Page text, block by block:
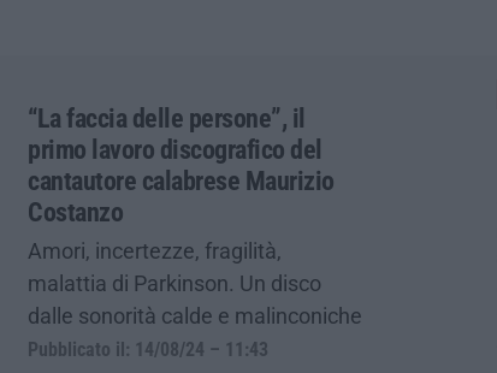
“La faccia delle persone”, il
primo lavoro discografico del
cantautore calabrese Maurizio
Costanzo
Amori, incertezze, fragilità,
malattia di Parkinson. Un disco
dalle sonorità calde e malinconiche
Pubblicato il: 14/08/24 – 11:43